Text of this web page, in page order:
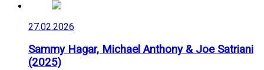
27.02.2026
Sammy Hagar, Michael Anthony & Joe Satriani
(2025)